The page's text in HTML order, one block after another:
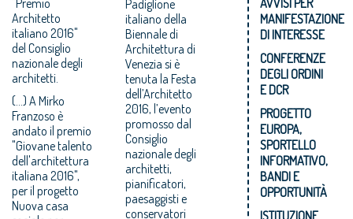
Architetto
italiano 2016"
del Consiglio
nazionale degli
architetti.
(...) A Mirko
Franzoso è
andato il premio
"Giovane talento
dell'architettura
italiana 2016",
per il progetto
Nuova casa
Padiglione
italiano della
Biennale di
Architettura di
Venezia si è
tenuta la Festa
dell’Architetto
2016, l’evento
promosso dal
Consiglio
nazionale degli
architetti,
pianificatori,
paesaggisti e
conservatori
MANIFESTAZIONE
DI INTERESSE
CONFERENZE
DEGLI ORDINI
E DCR
PROGETTO
EUROPA,
SPORTELLO
INFORMATIVO,
BANDI E
OPPORTUNITÀ
ISTITUZIONE